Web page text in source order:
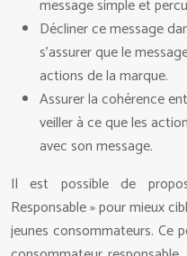
message simple et
Décliner ce message
s’assurer que le
actions de la marque.
Assurer la cohérence
veiller à ce que les
avec son message.
Il est possible de
Responsable » pour mieux
jeunes consommateurs. Ce